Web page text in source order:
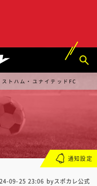
トハム・ユナイテッドFC
09-25 23:06 byスポカレ公式
通知設定